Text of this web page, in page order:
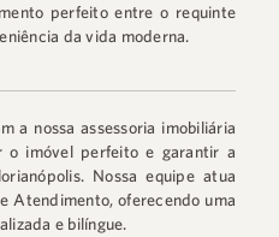
perfeito entre o requinte
da vida moderna.
a nossa assessoria imobiliária
o imóvel perfeito e garantir a
Nossa equipe atua
Atendimento, oferecendo uma
e bilíngue.